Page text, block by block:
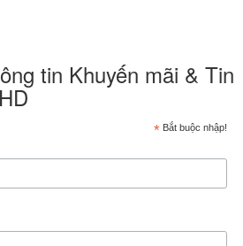
tin Khuyến mãi & Tin
* Bắt buộc nhập!